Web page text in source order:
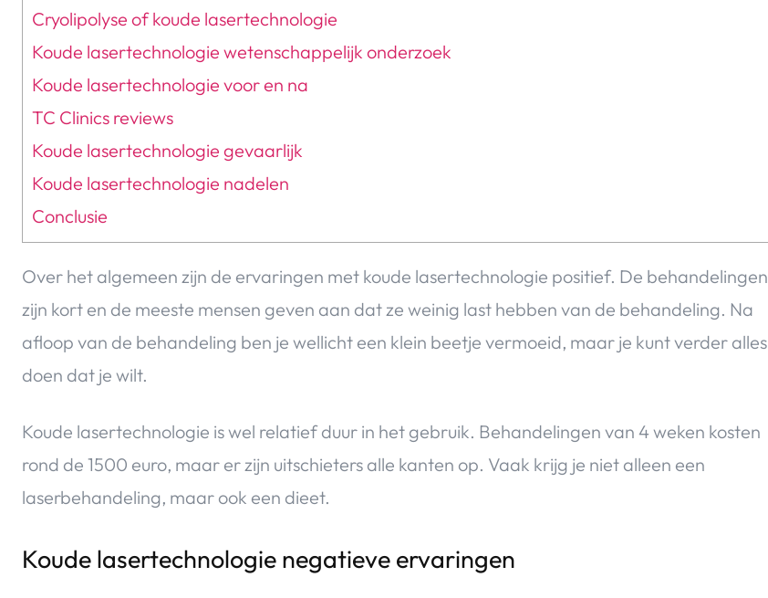
Cryolipolyse of koude lasertechnologie
Koude lasertechnologie wetenschappelijk onderzoek
Koude lasertechnologie voor en na
TC Clinics reviews
Koude lasertechnologie gevaarlijk
Koude lasertechnologie nadelen
Conclusie
Over het algemeen zijn de ervaringen met koude lasertechnologie positief. De behandelingen
zijn kort en de meeste mensen geven aan dat ze weinig last hebben van de behandeling. Na
afloop van de behandeling ben je wellicht een klein beetje vermoeid, maar je kunt verder alles
doen dat je wilt.
Koude lasertechnologie is wel relatief duur in het gebruik. Behandelingen van 4 weken kosten
rond de 1500 euro, maar er zijn uitschieters alle kanten op. Vaak krijg je niet alleen een
laserbehandeling, maar ook een dieet.
Koude lasertechnologie negatieve ervaringen